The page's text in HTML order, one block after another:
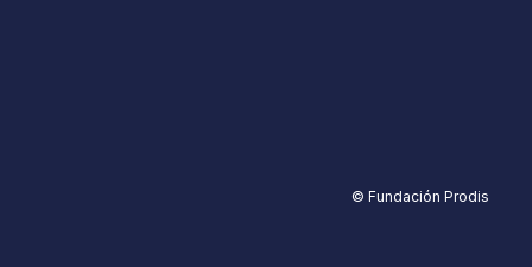
© Fundación Prodis